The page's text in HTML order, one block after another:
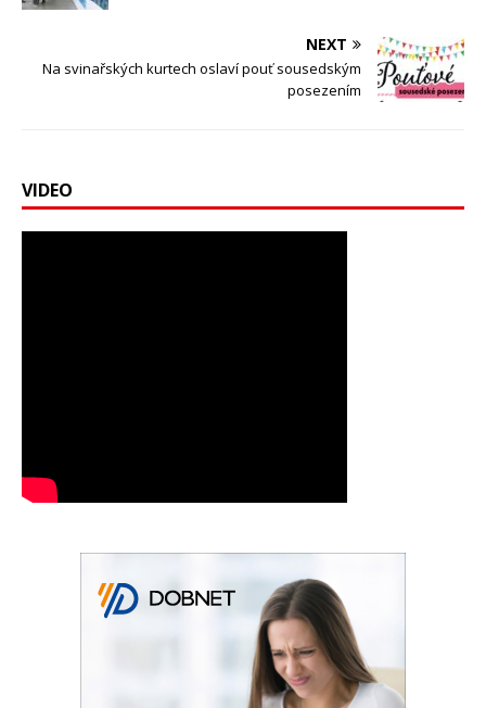
NEXT
Na svinařských kurtech oslaví pouť sousedským
posezením
VIDEO